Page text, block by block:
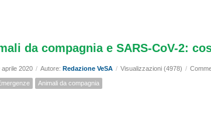
da compagnia e SARS-CoV-2:
2020 / Autore: Redazione VeSA / Visualizzazioni (4978) /
Animali da compagnia